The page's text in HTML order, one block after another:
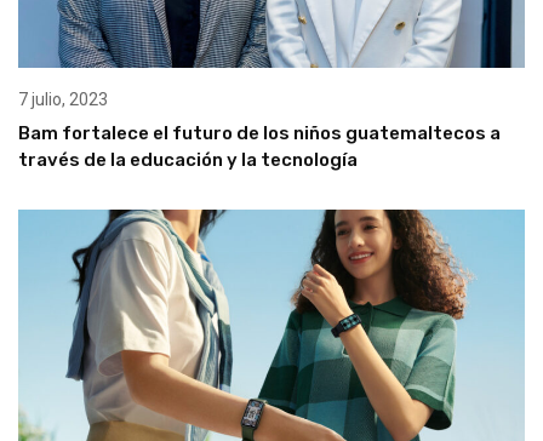
7 julio, 2023
Bam fortalece el futuro de los niños guatemaltecos a
través de la educación y la tecnología